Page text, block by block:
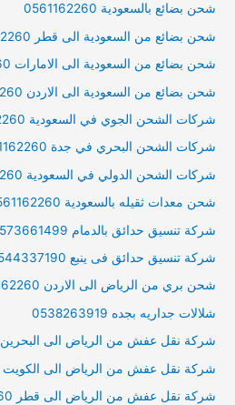
شحن بضائع بالسعودية 0561162260
شحن بضائع من السعودية الى قطر 0561162260
شحن بضائع من السعودية الى الامارات 0561162260
شحن بضائع من السعودية الى الاردن 0561162260
شركات الشحن الجوي في السعودية 0561162260
شركات الشحن البحري في جدة 0561162260
شركات الشحن الدولي في السعودية 0561162260
شحن معدات ثقيله بالسعودية 0561162260
شركة تنسيق حدائق بالدمام 0573661499
شركة تنسيق حدائق فى ينبع 0544337190 تنسيق حدائق ينبع
شحن بري من الرياض الى الاردن 0561162260
شلالات جداريه بجده 0538263919
شركة نقل عفش من الرياض الى البحرين 0561162260
شركة نقل عفش من الرياض الى الكويت 0561162260
شركة نقل عفش من الرياض الى قطر 0561162260